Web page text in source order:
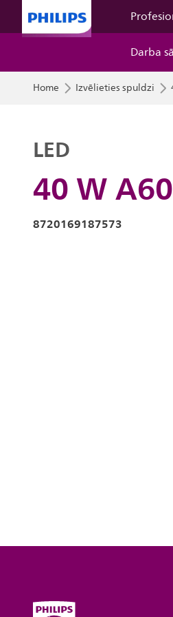
Darba
Home Izvēlieties spuldzi
40 W
LED
8720169187573